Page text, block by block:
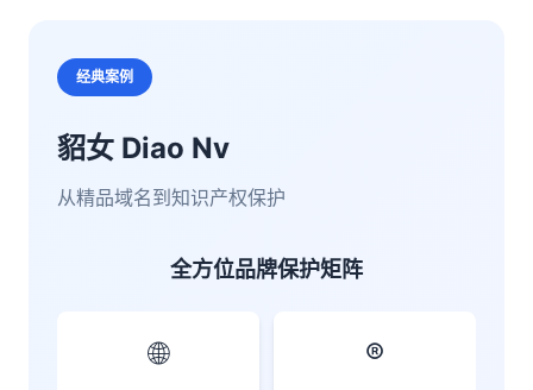
经典案例
貂女 Diao Nv
从精品域名到知识产权保护
全方位品牌保护矩阵
🌐 ®️